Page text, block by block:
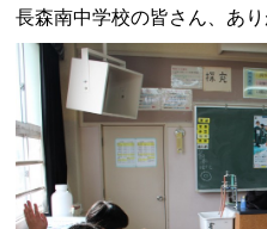
長森南中学校の皆さん、あり